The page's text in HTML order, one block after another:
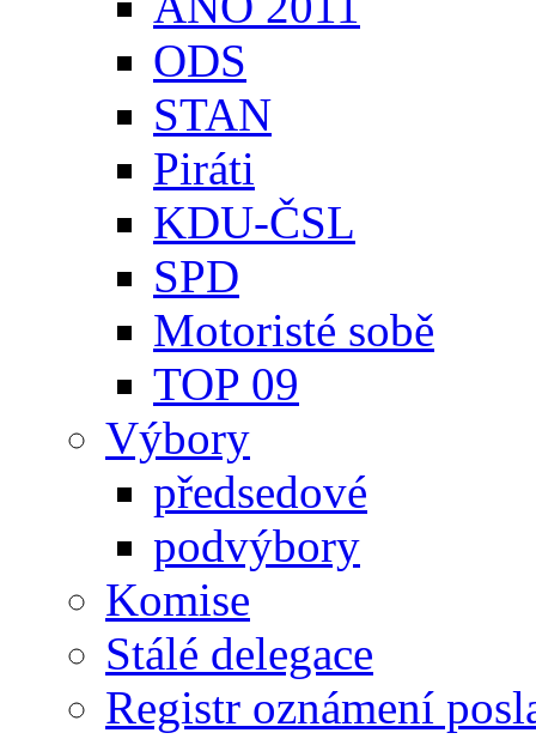
ODS
STAN
Piráti
KDU-ČSL
SPD
Motoristé sobě
TOP 09
Výbory
předsedové
podvýbory
Komise
Stálé delegace
Registr oznámení